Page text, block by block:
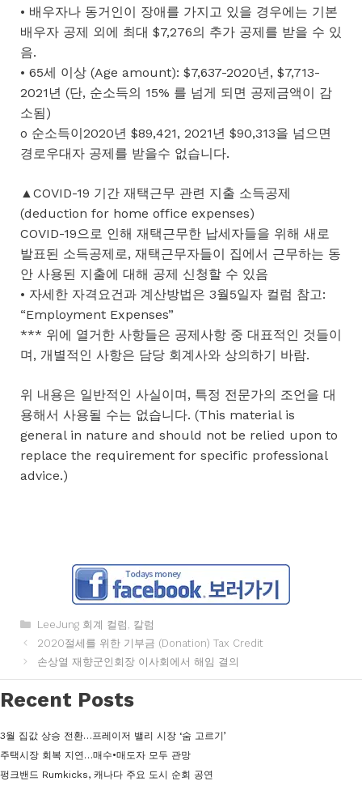
• 배우자나 동거인이 장애를 가지고 있을 경우에는 기본
배우자 공제 외에 최대 $7,276의 추가 공제를 받을 수 있
음.
• 65세 이상 (Age amount): $7,637-2020년, $7,713-
2021년 (단, 순소득의 15% 를 넘게 되면 공제금액이 감
소됨)
o 순소득이2020년 $89,421, 2021년 $90,313을 넘으면
경로우대자 공제를 받을수 없습니다.
▲COVID-19 기간 재택근무 관련 지출 소득공제
(deduction for home office expenses)
COVID-19으로 인해 재택근무한 납세자들을 위해 새로
발표된 소득공제로, 재택근무자들이 집에서 근무하는 동
안 사용된 지출에 대해 공제 신청할 수 있음
• 자세한 자격요건과 계산방법은 3월5일자 컬럼 참고:
“Employment Expenses”
*** 위에 열거한 사항들은 공제사항 중 대표적인 것들이
며, 개별적인 사항은 담당 회계사와 상의하기 바람.
위 내용은 일반적인 사실이며, 특정 전문가의 조언을 대
용해서 사용될 수는 없습니다. (This material is
general in nature and should not be relied upon to
replace the requirement for specific professional
advice.)
카
테
리
LeeJung 회계 컬럼
칼럼
2020절세를 위한 기부금 (Donation) Tax Credit
손상열 재향군인회장 이사회에서 해임 결의
Recent Posts
3월 집값 상승 전환…프레이저 밸리 시장 ‘숨 고르기’
주택시장 회복 지연…매수•매도자 모두 관망
펑크밴드 Rumkicks, 캐나다 주요 도시 순회 공연